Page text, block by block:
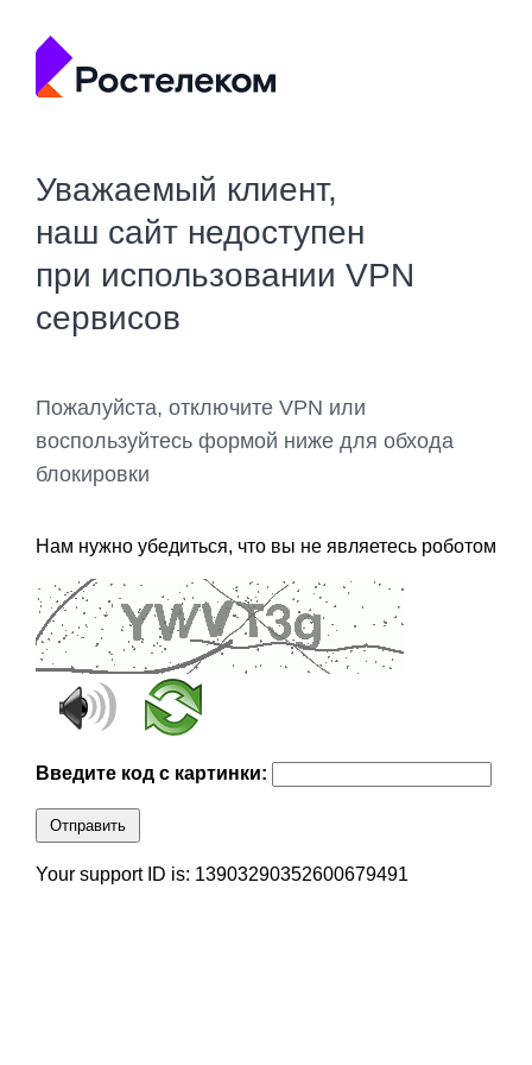
Уважаемый клиент,
наш сайт недоступен
при использовании VPN
сервисов
Пожалуйста, отключите VPN или
воспользуйтесь формой ниже для обхода
блокировки
Нам нужно убедиться, что вы не являетесь роботом
Введите код с картинки:
Отправить
Your support ID is: 13903290352600679491